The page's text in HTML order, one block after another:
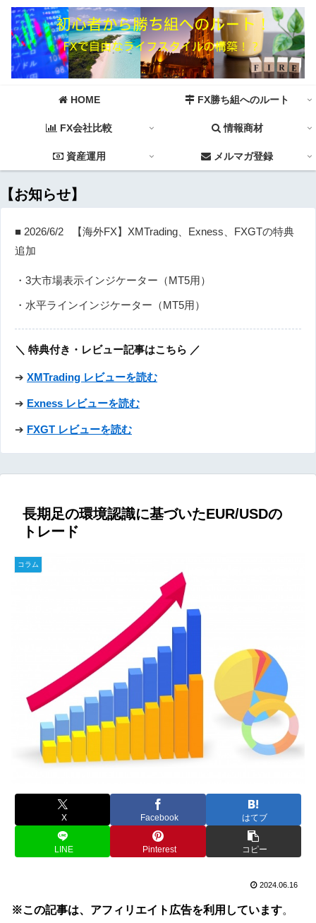
HOME FX勝ち組へのルート
FX会社比較 情報商材
資産運用 メルマガ登録
【お知らせ】
■ 2026/6/2 【海外FX】XMTrading、Exness、FXGTの特典
追加
・3大市場表示インジケーター（MT5用）
・水平ラインインジケーター（MT5用）
＼ 特典付き・レビュー記事はこちら ／
➔ XMTrading レビューを読む
➔ Exness レビューを読む
➔ FXGT レビューを読む
長期足の環境認識に基づいたEUR/USDの
トレード
コラム
X Facebook はてブ
LINE Pinterest コピー
2024.06.16
※この記事は、アフィリエイト広告を利用しています。